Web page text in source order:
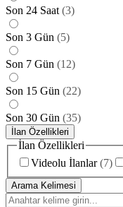
Son 24 Saat (3)
Son 3 Gün (5)
Son 7 Gün (12)
Son 15 Gün (22)
Son 30 Gün (35)
İlan Özellikleri
İlan Özellikleri
Videolu İlanlar (7)
Arama Kelimesi